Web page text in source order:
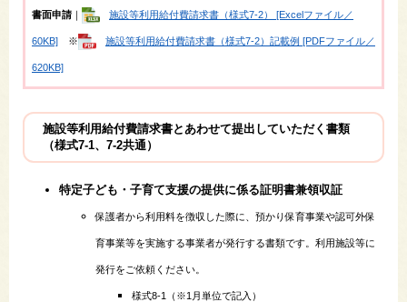
書面申請 ｜ 施設等利用給付費請求書（様式7-2） [Excelファイル／
60KB] ※ 施設等利用給付費請求書（様式7-2）​記載例 [PDFファイル／
620KB]
施設等利用給付費請求書とあわせて提出していただく書類
（様式7-1、7-2共通）
特定子ども・子育て支援の提供に係る証明書兼領収証
保護者から利用料を徴収した際に、預かり保育事業や認可外保
育事業等を実施する事業者が発行する書類です。利用施設等に
発行をご依頼ください。
様式8-1（※1月単位で記入）